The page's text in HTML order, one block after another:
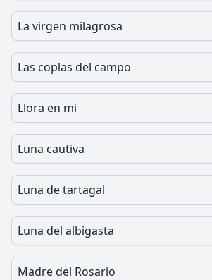
La virgen milagrosa
Las coplas del campo
Llora en mi
Luna cautiva
Luna de tartagal
Luna del albigasta
Madre del Rosario